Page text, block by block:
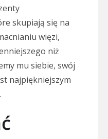
skupiają się na
więzi,
niż
mu siebie, swój
najpiękniejszym